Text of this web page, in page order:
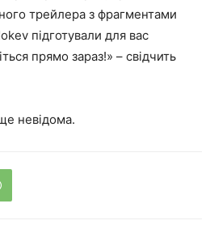
трейлера з фрагментами
підготували для вас
прямо зараз!» – свідчить
невідома.